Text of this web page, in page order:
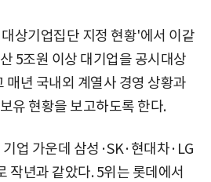
상기업집단 지정 현황'에서 이같
5조원 이상 대기업을 공시대상
매년 국내외 계열사 경영 상황과
유 현황을 보고하도록 한다.
업 가운데 삼성·SK·현대차·LG
작년과 같았다. 5위는 롯데에서